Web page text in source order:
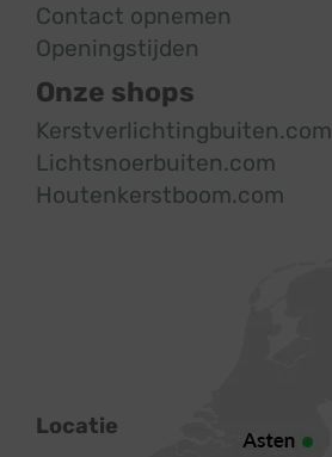
Contact opnemen
Openingstijden
Onze shops
Kerstverlichtingbuiten.com
Lichtsnoerbuiten.com
Houtenkerstboom.com
Locatie